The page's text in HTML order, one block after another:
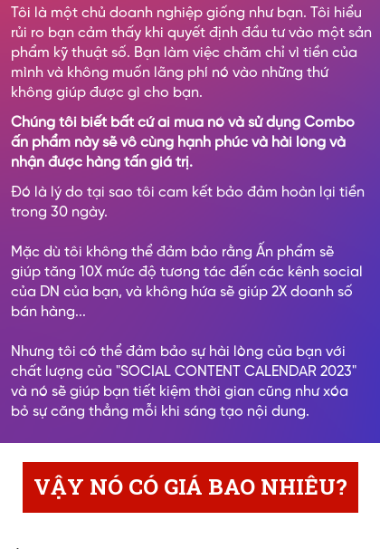
Tôi là một chủ doanh nghiệp giống như bạn. Tôi hiểu
rủi ro bạn cảm thấy khi quyết định đầu tư vào một sản
phẩm kỹ thuật số. Bạn làm việc chăm chỉ vì tiền của
mình và không muốn lãng phí nó vào những thứ
không giúp được gì cho bạn.
Chúng tôi biết bất cứ ai mua nó và sử dụng Combo
ấn phẩm này sẽ vô cùng hạnh phúc và hài lòng và
nhận được hàng tấn giá trị.
Đó là lý do tại sao tôi cam kết bảo đảm hoàn lại tiền
trong 30 ngày.
Mặc dù tôi không thể đảm bảo rằng Ấn phẩm sẽ
giúp tăng 10X mức độ tương tác đến các kênh social
của DN của bạn, và không hứa sẽ giúp 2X doanh số
bán hàng...
Nhưng tôi có thể đảm bảo sự hài lòng của bạn với
chất lượng của "SOCIAL CONTENT CALENDAR 2023"
và nó sẽ giúp bạn tiết kiệm thời gian cũng như xóa
bỏ sự căng thẳng mỗi khi sáng tạo nội dung.
VẬY NÓ CÓ GIÁ BAO NHIÊU?